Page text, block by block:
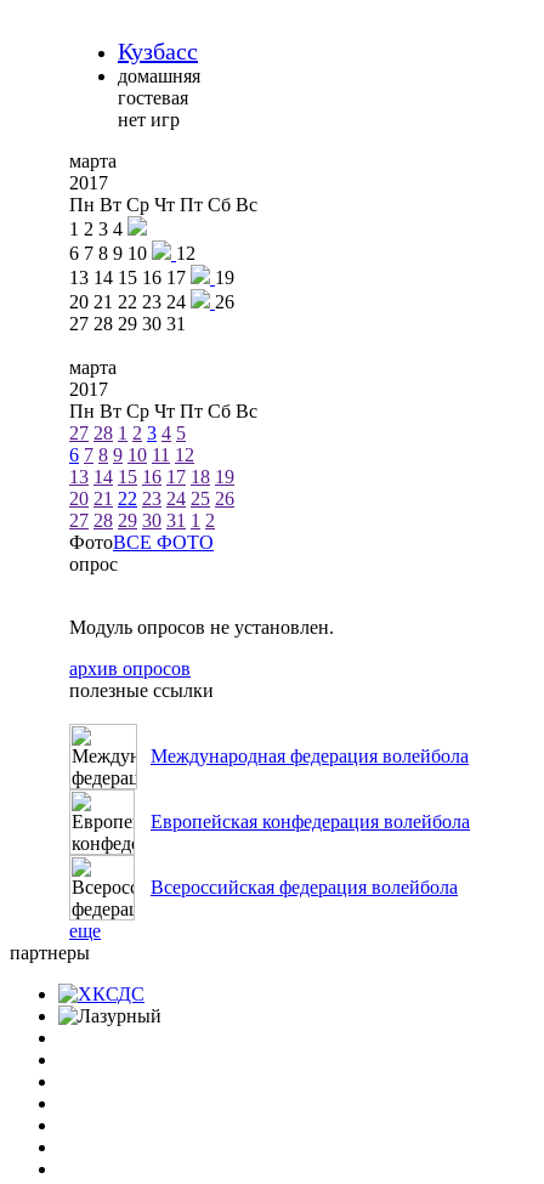
Кузбасс
домашняя
гостевая
нет игр
марта
2017
Пн Вт Ср Чт Пт Сб Вс
1 2 3 4
6 7 8 9 10
12
13 14 15 16 17
19
20 21 22 23 24
26
27 28 29 30 31
марта
2017
Пн Вт Ср Чт Пт Сб Вс
27 28 1 2 3 4 5
6 7 8 9 10 11 12
13 14 15 16 17 18 19
20 21 22 23 24 25 26
27 28 29 30 31 1 2
ФотоВСЕ ФОТО
опрос
Модуль опросов не установлен.
архив опросов
полезные ссылки
Международная федерация волейбола
Европейская конфедерация волейбола
Всероссийская федерация волейбола
еще
партнеры